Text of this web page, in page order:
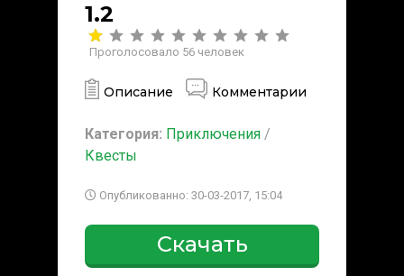
1.2
Проголосовало 56 человек
Описание Комментарии
Категория: Приключения /
Квесты
Опубликованно: 30-03-2017, 15:04
Скачать